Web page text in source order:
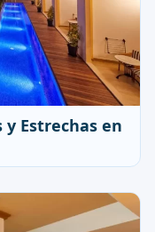
y Estrechas en